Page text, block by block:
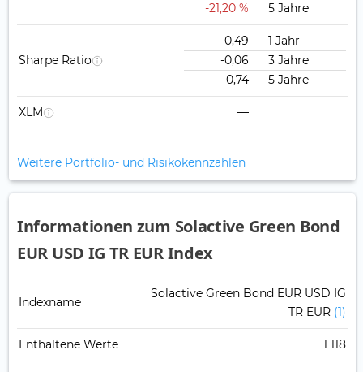
-21,20 %
5 Jahre
Sharpe Ratio
-0,49
1 Jahr
-0,06
3 Jahre
-0,74
5 Jahre
XLM —
Weitere Portfolio- und Risikokennzahlen
Informationen zum Solactive Green Bond
EUR USD IG TR EUR Index
Indexname
Solactive Green Bond EUR USD IG
TR EUR (1)
Enthaltene Werte 1 118